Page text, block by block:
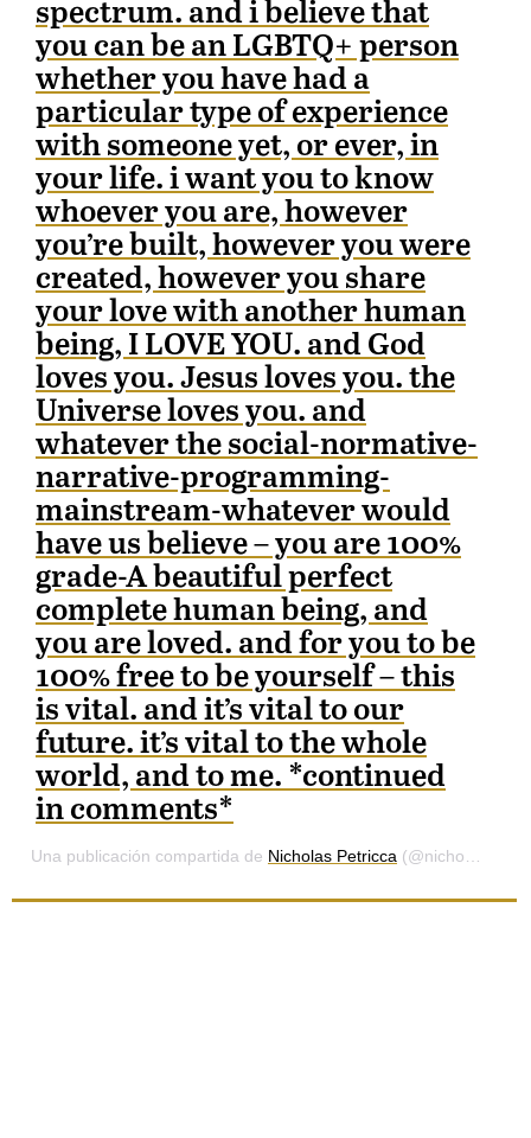
spectrum. and i believe that
you can be an LGBTQ+ person
whether you have had a
particular type of experience
with someone yet, or ever, in
your life. i want you to know
whoever you are, however
you’re built, however you were
created, however you share
your love with another human
being, I LOVE YOU. and God
loves you. Jesus loves you. the
Universe loves you. and
whatever the social-normative-
narrative-programming-
mainstream-whatever would
have us believe – you are 100%
grade-A beautiful perfect
complete human being, and
you are loved. and for you to be
100% free to be yourself – this
is vital. and it’s vital to our
future. it’s vital to the whole
world, and to me. *continued
in comments*
Una publicación compartida de Nicholas Petricca (@nicholaspetricholas) el